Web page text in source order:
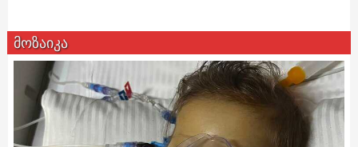
მოზაიკა